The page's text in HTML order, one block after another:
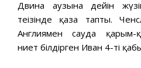
Двина аузына дейін
теңізінде қаза тапты.
Англиямен сауда қарым-
ниет білдірген Иван 4-ті